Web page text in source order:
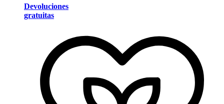
Devoluciones
gratuitas